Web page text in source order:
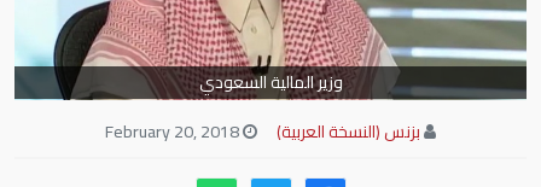
وزير المالية السعودي
بزنس (النسخة العربية)